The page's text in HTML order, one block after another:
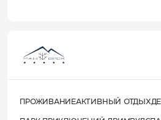
ПРОЖИВАНИЕАКТИВНЫЙ ОТДЫХ